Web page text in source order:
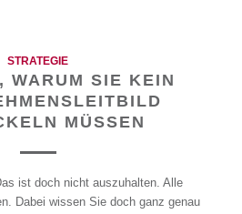
STRATEGIE
WARUM SIE KEIN
MÜSSEN
ist doch nicht auszuhalten. Alle
Dabei wissen Sie doch ganz genau